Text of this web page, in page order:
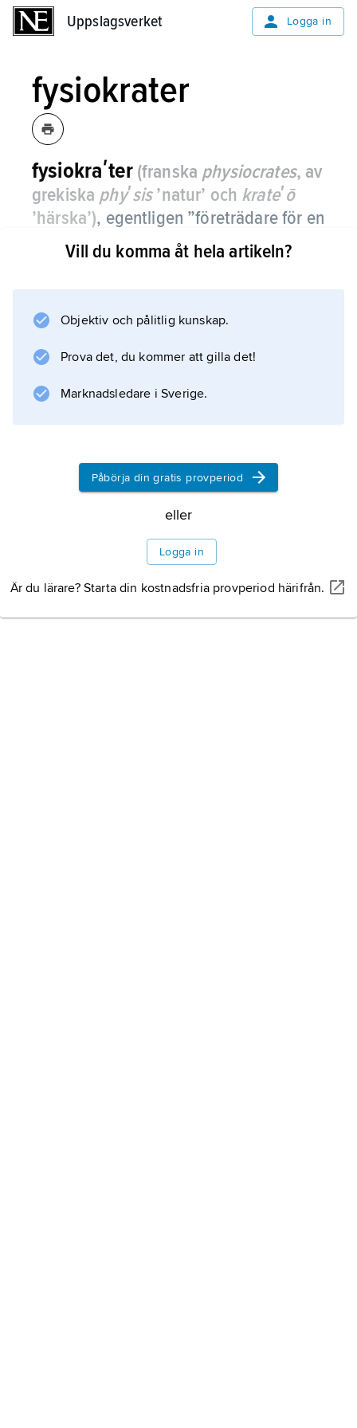
Uppslagsverket Logga in
fysiokrater
fysiokraʹter (franska physiocrates, av
grekiska phyʹsis’natur’ och krateʹō
’härska’), egentligen ”företrädare för en
naturlig (naturenlig, av naturen
behärskad) ordning”.
och relativt vag betydelse, dels i en mer
Den ”jordbruksvänliga”
Den fysiokratiska
Idéer och program
Vill du komma åt hela artikeln?
Objektiv och pålitlig kunskap.
Prova det, du kommer att gilla det!
Marknadsledare i Sverige.
Påbörja din gratis provperiod
eller
Logga in
Är du lärare? Starta din kostnadsfria provperiod härifrån.